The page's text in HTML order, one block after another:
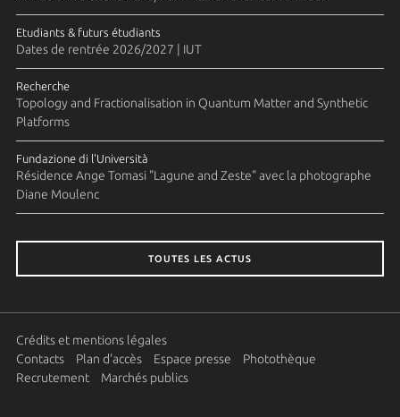
Etudiants & futurs étudiants
Dates de rentrée 2026/2027 | IUT
Recherche
Topology and Fractionalisation in Quantum Matter and Synthetic
Platforms
Fundazione di l'Università
Résidence Ange Tomasi "Lagune and Zeste" avec la photographe
Diane Moulenc
TOUTES LES ACTUS
Crédits et mentions légales
Contacts
Plan d'accès Espace presse
Photothèque
Recrutement
Marchés publics